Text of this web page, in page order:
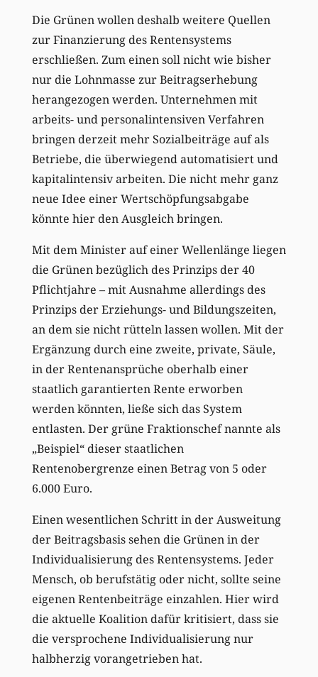
Die Grünen wollen deshalb weitere Quellen
zur Finanzierung des Rentensystems
erschließen. Zum einen soll nicht wie bisher
nur die Lohnmasse zur Beitragserhebung
herangezogen werden. Unternehmen mit
arbeits- und personalintensiven Verfahren
bringen derzeit mehr Sozialbeiträge auf als
Betriebe, die überwiegend automatisiert und
kapitalintensiv arbeiten. Die nicht mehr ganz
neue Idee einer Wertschöpfungsabgabe
könnte hier den Ausgleich bringen.
Mit dem Minister auf einer Wellenlänge liegen
die Grünen bezüglich des Prinzips der 40
Pflichtjahre – mit Ausnahme allerdings des
Prinzips der Erziehungs- und Bildungszeiten,
an dem sie nicht rütteln lassen wollen. Mit der
Ergänzung durch eine zweite, private, Säule,
in der Rentenansprüche oberhalb einer
staatlich garantierten Rente erworben
werden könnten, ließe sich das System
entlasten. Der grüne Fraktionschef nannte als
„Beispiel“ dieser staatlichen
Rentenobergrenze einen Betrag von 5 oder
6.000 Euro.
Einen wesentlichen Schritt in der Ausweitung
der Beitragsbasis sehen die Grünen in der
Individualisierung des Rentensystems. Jeder
Mensch, ob berufstätig oder nicht, sollte seine
eigenen Rentenbeiträge einzahlen. Hier wird
die aktuelle Koalition dafür kritisiert, dass sie
die versprochene Individualisierung nur
halbherzig vorangetrieben hat.